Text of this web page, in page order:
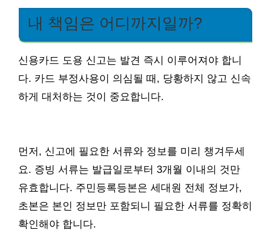
내 책임은 어디까지일까?
신용카드 도용 신고는 발견 즉시 이루어져야 합니
다. 카드 부정사용이 의심될 때, 당황하지 않고 신속
하게 대처하는 것이 중요합니다.
먼저, 신고에 필요한 서류와 정보를 미리 챙겨두세
요. 증빙 서류는 발급일로부터 3개월 이내의 것만
유효합니다. 주민등록등본은 세대원 전체 정보가,
초본은 본인 정보만 포함되니 필요한 서류를 정확히
확인해야 합니다.